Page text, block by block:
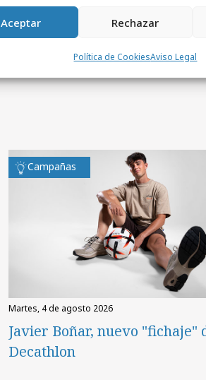
Aceptar Rechazar
Política de CookiesAviso Legal
Campañas
martes, 4 de agosto 2026
Javier Boñar, nuevo "fichaje"
Decathlon